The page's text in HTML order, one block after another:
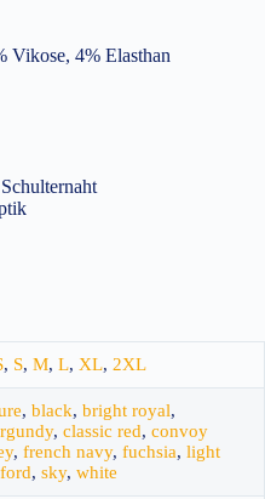
4% Elasthan
, S, M, L, XL, 2XL
, black, bright royal,
, classic red, convoy
, french navy, fuchsia, light
, sky, white